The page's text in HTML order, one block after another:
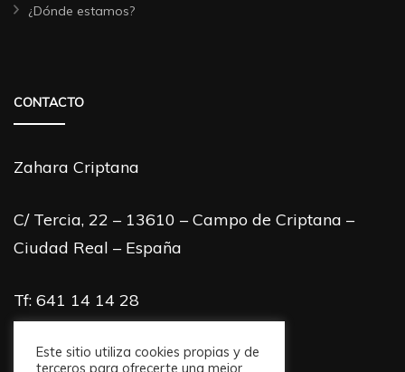
¿Dónde estamos?
CONTACTO
Zahara Criptana
C/ Tercia, 22 – 13610 – Campo de Criptana –
Ciudad Real – España
Tf: 641 14 14 28
info@zaharacriptana.com
Este sitio utiliza cookies propias y de
terceros para ofrecerte una mejor